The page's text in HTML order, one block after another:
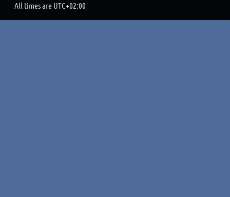
All times are UTC+02:00